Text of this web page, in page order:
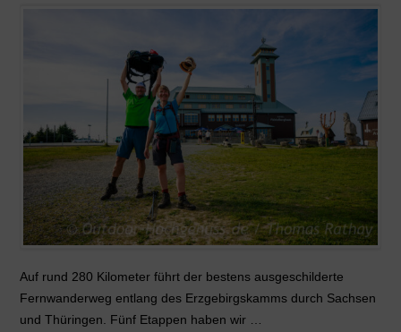
Auf rund 280 Kilometer führt der bestens ausgeschilderte
Fernwanderweg entlang des Erzgebirgskamms durch Sachsen
und Thüringen. Fünf Etappen haben wir …